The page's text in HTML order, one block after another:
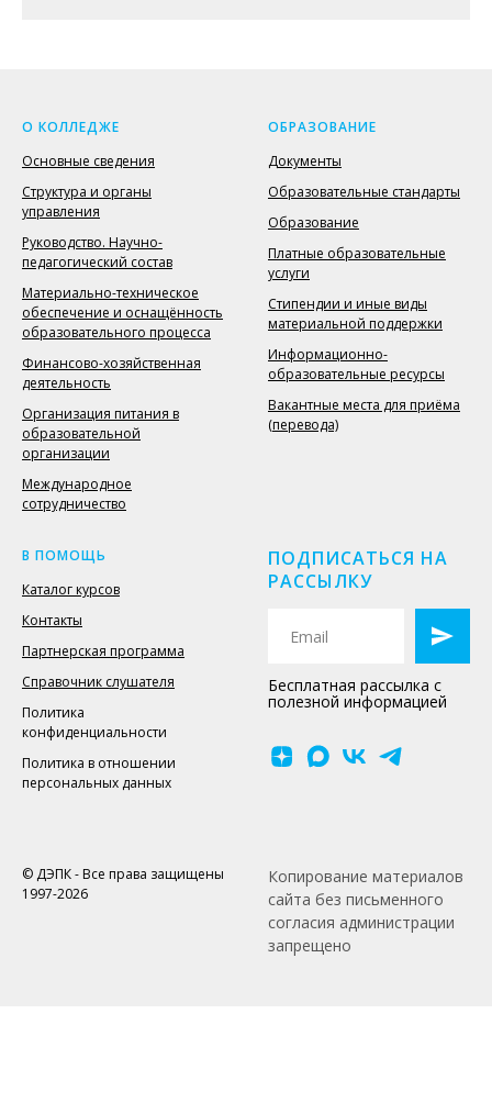
О КОЛЛЕДЖЕ
Основные сведения
Структура и органы
управления
Руководство. Научно-
педагогический состав
Материально-техническое
обеспечение и оснащённость
образовательного процесса
Финансово-хозяйственная
деятельность
Организация питания в
образовательной
организации
Международное
сотрудничество
ОБРАЗОВАНИЕ
Документы
Образовательные стандарты
Образование
Платные образовательные
услуги
Стипендии и иные виды
материальной поддержки
Информационно-
образовательные ресурсы
Вакантные места для приёма
(перевода)
В ПОМОЩЬ
Каталог курсов
Контакты
Партнерская программа
Справочник слушателя
Политика
конфиденциальности
Политика в отношении
персональных данных
ПОДПИСАТЬСЯ НА
РАССЫЛКУ
Бесплатная рассылка с
полезной информацией
© ДЭПК - Все права защищены
1997-2026
Копирование материалов
сайта без письменного
согласия администрации
запрещено